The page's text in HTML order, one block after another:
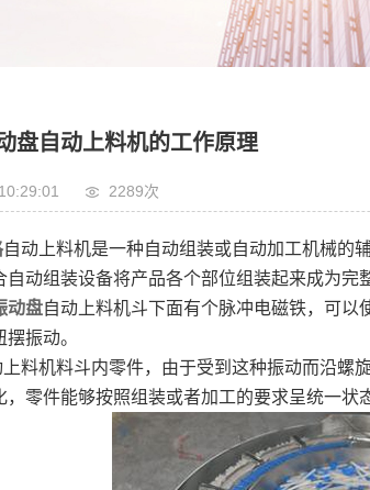
盘自动上料机的工作原理
2289次
自动上料机是一种自动组装或自动加工机械的辅
自动组装设备将产品各个部位组装起来成为
动盘自动上料机斗下面有个脉冲电磁铁，可以
振动。
料机料斗内零件，由于受到这种振动而沿螺
，零件能够按照组装或者加工的要求呈统一状